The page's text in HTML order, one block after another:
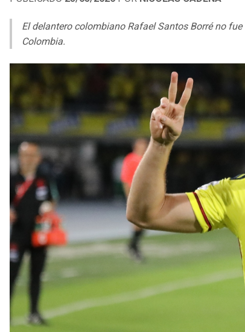
El delantero colombiano Rafael Santos Borré no
Colombia.